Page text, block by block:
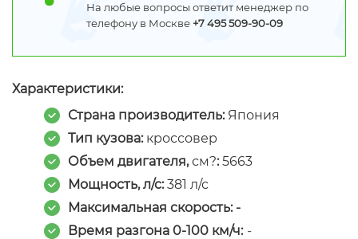
На любые вопросы ответит менеджер по
телефону в Москве +7 495 509-90-09
Характеристики:
Страна производитель: Япония
Тип кузова: кроссовер
Объем двигателя,см?:5663
Мощность, л/с:381 л/с
Максимальная скорость: -
Время разгона 0-100 км/ч: -